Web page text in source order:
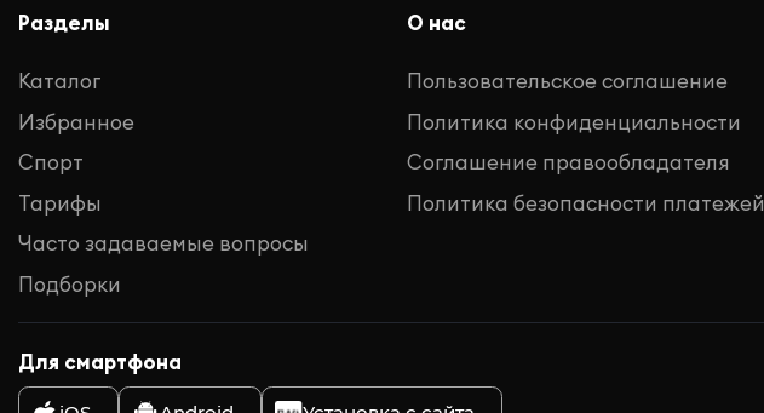
Разделы
Каталог
Избранное
Спорт
Тарифы
Часто задаваемые вопросы
Подборки
О нас
Пользовательское соглашение
Политика конфиденциальности
Соглашение правообладателя
Политика безопасности платежей
Для смартфона